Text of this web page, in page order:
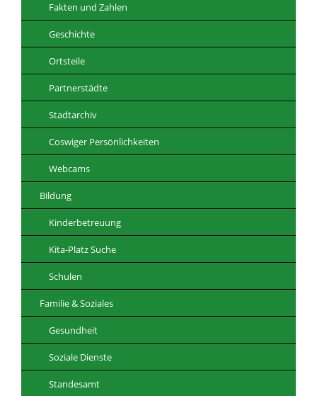
Fakten und Zahlen
Geschichte
Ortsteile
Partnerstädte
Stadtarchiv
Coswiger Persönlichkeiten
Webcams
Bildung
Kinderbetreuung
Kita-Platz Suche
Schulen
Familie & Soziales
Gesundheit
Soziale Dienste
Standesamt